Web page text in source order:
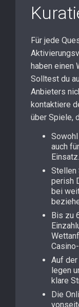
Für jede
haben einen
Solltest du
Anbieters
kontaktiere
über Spiele,
auch
Einsatz.
Stellen
perish
bei
Bis zu
Auf
legen
klare
Die